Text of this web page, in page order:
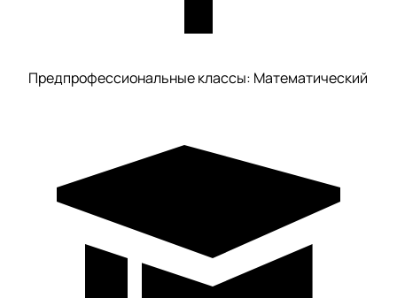
Предпрофессиональные классы: Математический